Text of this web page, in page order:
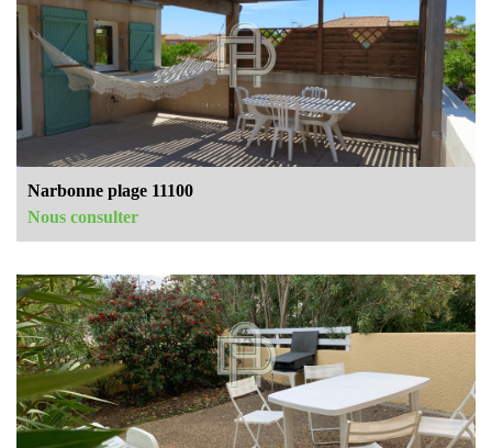
Narbonne plage 11100
Nous consulter